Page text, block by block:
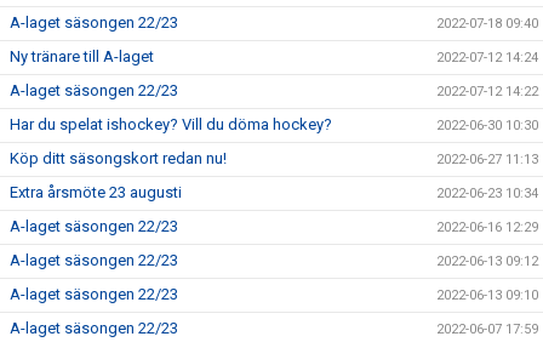
A-laget säsongen 22/23 2022-07-18 09:40
Ny tränare till A-laget 2022-07-12 14:24
A-laget säsongen 22/23 2022-07-12 14:22
Har du spelat ishockey? Vill du döma hockey? 2022-06-30 10:30
Köp ditt säsongskort redan nu! 2022-06-27 11:13
Extra årsmöte 23 augusti 2022-06-23 10:34
A-laget säsongen 22/23 2022-06-16 12:29
A-laget säsongen 22/23 2022-06-13 09:12
A-laget säsongen 22/23 2022-06-13 09:10
A-laget säsongen 22/23 2022-06-07 17:59